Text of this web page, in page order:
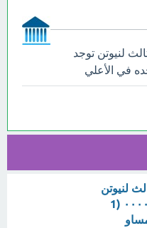
لنيوتن توجد
في الأعلي
لنيوتن
لكل فعل ردة فعل ٠٠٠٠٠٠٠ (1